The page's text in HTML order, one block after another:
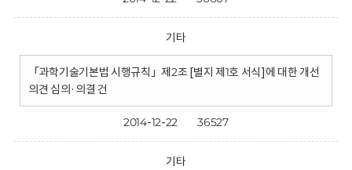
기타
「과학기술기본법 시행규칙」제2조 [별지 제1호 서식]에 대한 개선
의견 심의·의결 건
2014-12-22 36527
기타